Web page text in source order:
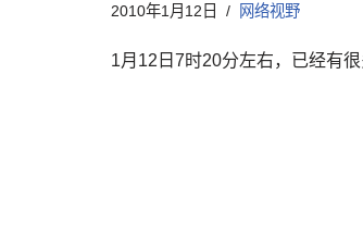
2010年1月12日 网络视野
1月12日7时20分左右，已经有